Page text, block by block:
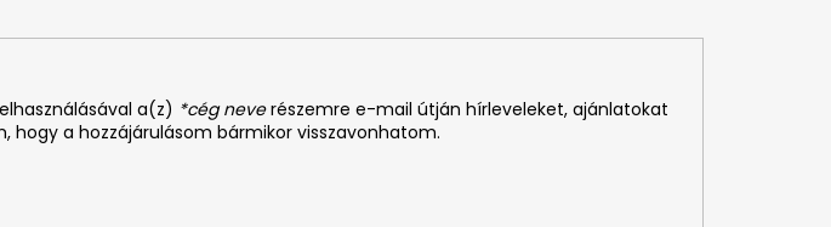
a(z) *cég neverészemre e-mail útján hírleveleket, ajánlatokat
hogy a hozzájárulásom bármikor visszavonhatom.